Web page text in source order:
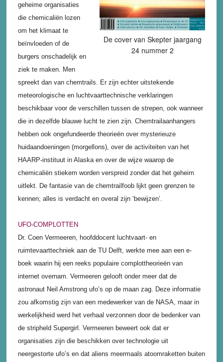
De cover van Skepter jaargang
24 nummer 2
geheime organisaties
die chemicaliën lozen
om het klimaat te
beïnvloeden of de
burgers onschadelijk en
ziek te maken. Men
spreekt dan van chemtrails. Er zijn echter uitstekende
meteorologische en luchtvaarttechnische verklaringen
beschikbaar voor de verschillen tussen de strepen, ook wanneer
die in dezelfde blauwe lucht te zien zijn. Chemtrailaanhangers
hebben ook ongefundeerde theorieën over mysterieuze
huidaandoeningen (morgellons), over de activiteiten van het
HAARP-instituut in Alaska en over de wijze waarop de
chemicaliën stiekem worden verspreid zonder dat het geheim
uitlekt. De fantasie van de chemtrailfoob lijkt geen grenzen te
kennen; alles is verdacht en overal zijn ‘bewijzen’.
UFO-COMPLOTTEN
Dr. Coen Vermeeren, hoofddocent luchtvaart- en
ruimtevaarttechniek aan de TU Delft, werkte mee aan een e-
boek waarin hij een reeks populaire complottheorieën van
internet overnam. Vermeeren gelooft onder meer dat de
astronaut Neil Amstrong ufo’s op de maan zag. Deze informatie
zou afkomstig zijn van een medewerker van de NASA, maar in
werkelijkheid werd het verhaal verzonnen door de bedenker van
de stripheld Supergirl. Vermeeren beweert ook dat er
organisaties zijn die beschikken over technologie uit
neergestorte ufo’s en dat aliens meermaals atoomraketten buiten